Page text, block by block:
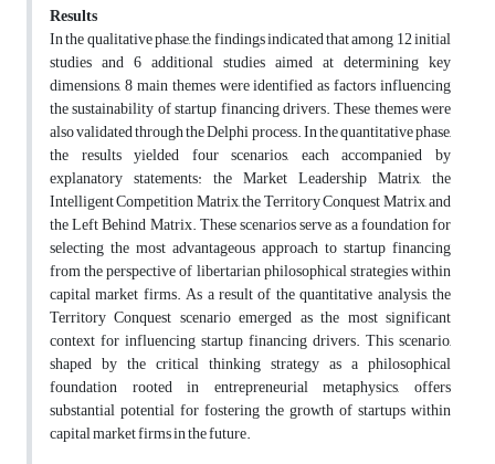
Results
In the qualitative phase, the findings indicated that among 12 initial
studies and 6 additional studies aimed at determining key
dimensions, 8 main themes were identified as factors influencing
the sustainability of startup financing drivers. These themes were
also validated through the Delphi process. In the quantitative phase,
the results yielded four scenarios, each accompanied by
explanatory statements: the Market Leadership Matrix, the
Intelligent Competition Matrix, the Territory Conquest Matrix, and
the Left Behind Matrix. These scenarios serve as a foundation for
selecting the most advantageous approach to startup financing
from the perspective of libertarian philosophical strategies within
capital market firms. As a result of the quantitative analysis, the
Territory Conquest scenario emerged as the most significant
context for influencing startup financing drivers. This scenario,
shaped by the critical thinking strategy as a philosophical
foundation rooted in entrepreneurial metaphysics, offers
substantial potential for fostering the growth of startups within
capital market firms in the future.